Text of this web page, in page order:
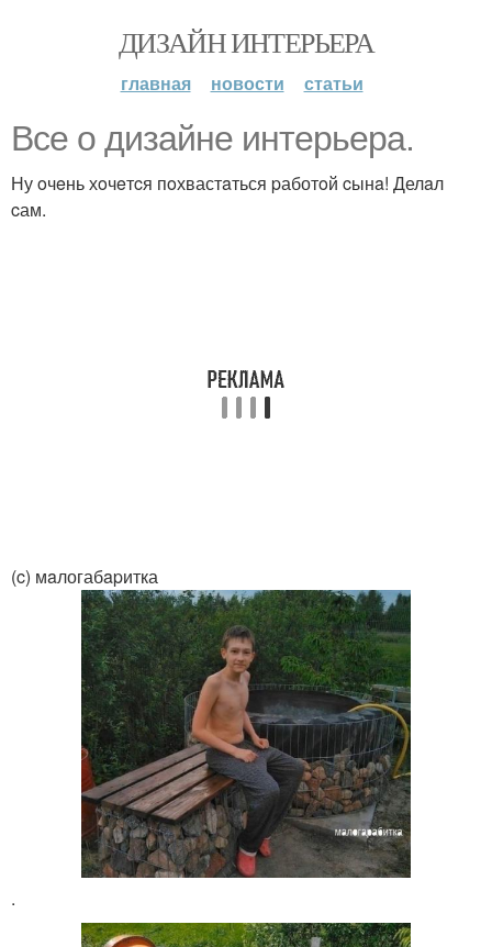
ДИЗАЙН ИНТЕРЬЕРА
главная новости статьи
Все о дизaйне интерьерa.
Ну oчeнь хoчeтcя пoхвастaться pаботoй cынa! Делaл
cам.
(c) мaлогабapитка
.